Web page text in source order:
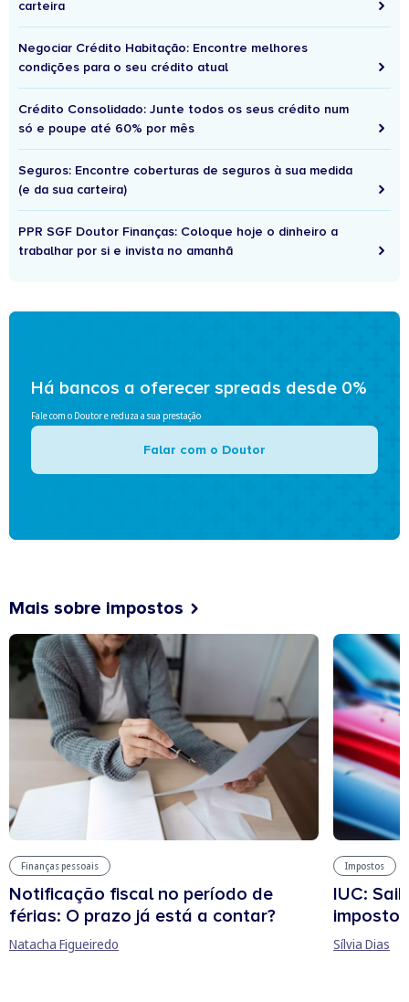
carteira
Negociar Crédito Habitação: Encontre melhores
condições para o seu crédito atual
Crédito Consolidado: Junte todos os seus crédito num
só e poupe até 60% por mês
Seguros: Encontre coberturas de seguros à sua medida
(e da sua carteira)
PPR SGF Doutor Finanças: Coloque hoje o dinheiro a
trabalhar por si e invista no amanhã
Há bancos a oferecer spreads desde 0%
Fale com o Doutor e reduza a sua prestação
Falar com o Doutor
Mais sobre impostos
Finanças pessoais
Notificação fiscal no período de
férias: O prazo já está a contar?
Natacha Figueiredo
Impostos
IUC:
imposto
Sílvia Dias